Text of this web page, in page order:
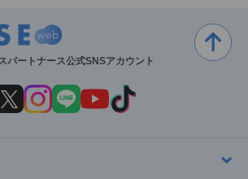
パートナース公式SNSアカウント